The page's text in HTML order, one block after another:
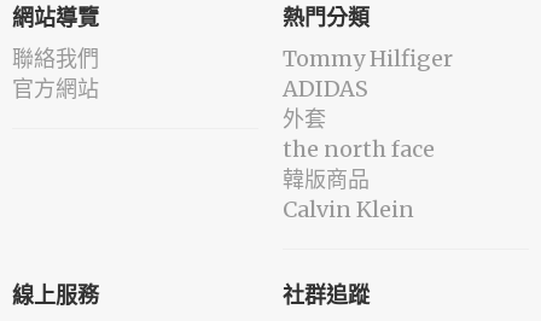
網站導覽
聯絡我們
官方網站
熱門分類
Tommy Hilfiger
ADIDAS
外套
the north face
韓版商品
Calvin Klein
線上服務 社群追蹤